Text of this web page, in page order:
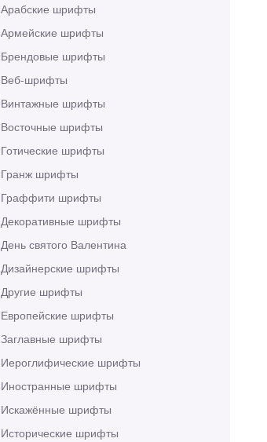
Арабские шрифты
Армейские шрифты
Брендовые шрифты
Веб-шрифты
Винтажные шрифты
Восточные шрифты
Готические шрифты
Гранж шрифты
Граффити шрифты
Декоративные шрифты
День святого Валентина
Дизайнерские шрифты
Другие шрифты
Европейские шрифты
Заглавные шрифты
Иероглифические шрифты
Иностранные шрифты
Искажённые шрифты
Исторические шрифты